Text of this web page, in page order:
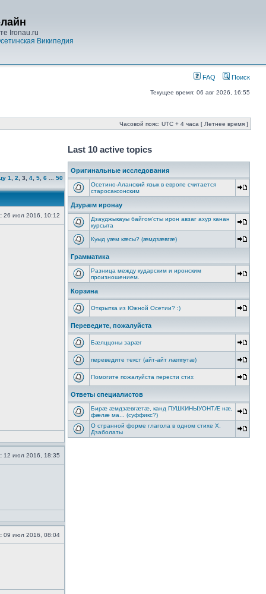
Ironau.ru
Википедия
FAQ Поиск
Текущее время: 06 авг 2026, 16:55
Часовой пояс: UTC + 4 часа [ Летнее время ]
1 2 3 4 5 6 50
26 июл 2016, 10:12
12 июл 2016, 18:35
09 июл 2016, 08:04
Last 10 active topics
Оригинальные исследования
Осетино-Аланский язык в европе считается
старосаксонским
Дзурæм иронау
Дзауджыкауы байгом'сты ирон авзаг ахур канан
курсыта
Куыд уæм кæсы? (æмдзæвгæ)
Грамматика
Разница между кударским и иронским
произношением.
Корзина
Открытка из Южной Осетии? :)
Переведите, пожалуйста
Бæлццоны зарæг
переведите текст (айт-айт лæппутæ)
Помогите пожалуйста перести стих
Ответы специалистов
Бирæ æмдзæвгæтæ, канд ПУШКИНЫУОНТÆ нæ,
фæлæ ма... (суффикс?)
О странной форме глагола в одном стихе Х.
Дзаболаты